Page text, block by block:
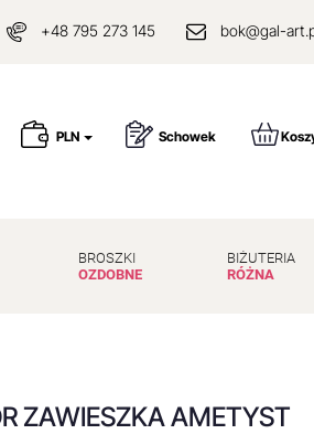
+48 795 273 145 bok@gal-
PLN Schowek
BROSZKI
OZDOBNE
BIŻUTERIA
RÓŻNA
ZAWIESZKA AMETYST